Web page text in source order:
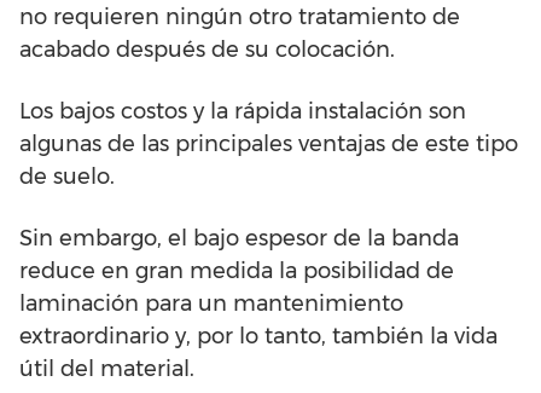
no requieren ningún otro tratamiento de
acabado después de su colocación.
Los bajos costos y la rápida instalación son
algunas de las principales ventajas de este tipo
de suelo.
Sin embargo, el bajo espesor de la banda
reduce en gran medida la posibilidad de
laminación para un mantenimiento
extraordinario y, por lo tanto, también la vida
útil del material.